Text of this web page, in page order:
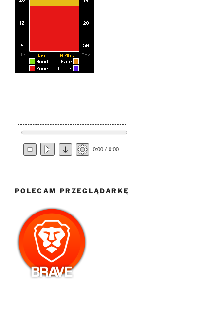
0:00 / 0:00
POLECAM PRZEGLĄDARKĘ